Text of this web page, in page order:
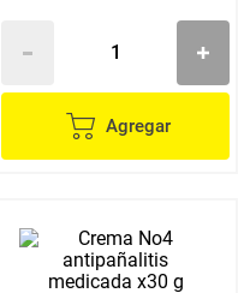
Agregar